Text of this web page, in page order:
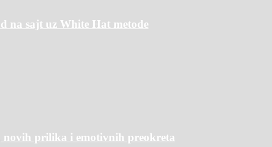
na sajt uz White Hat metode
novih prilika i emotivnih preokreta